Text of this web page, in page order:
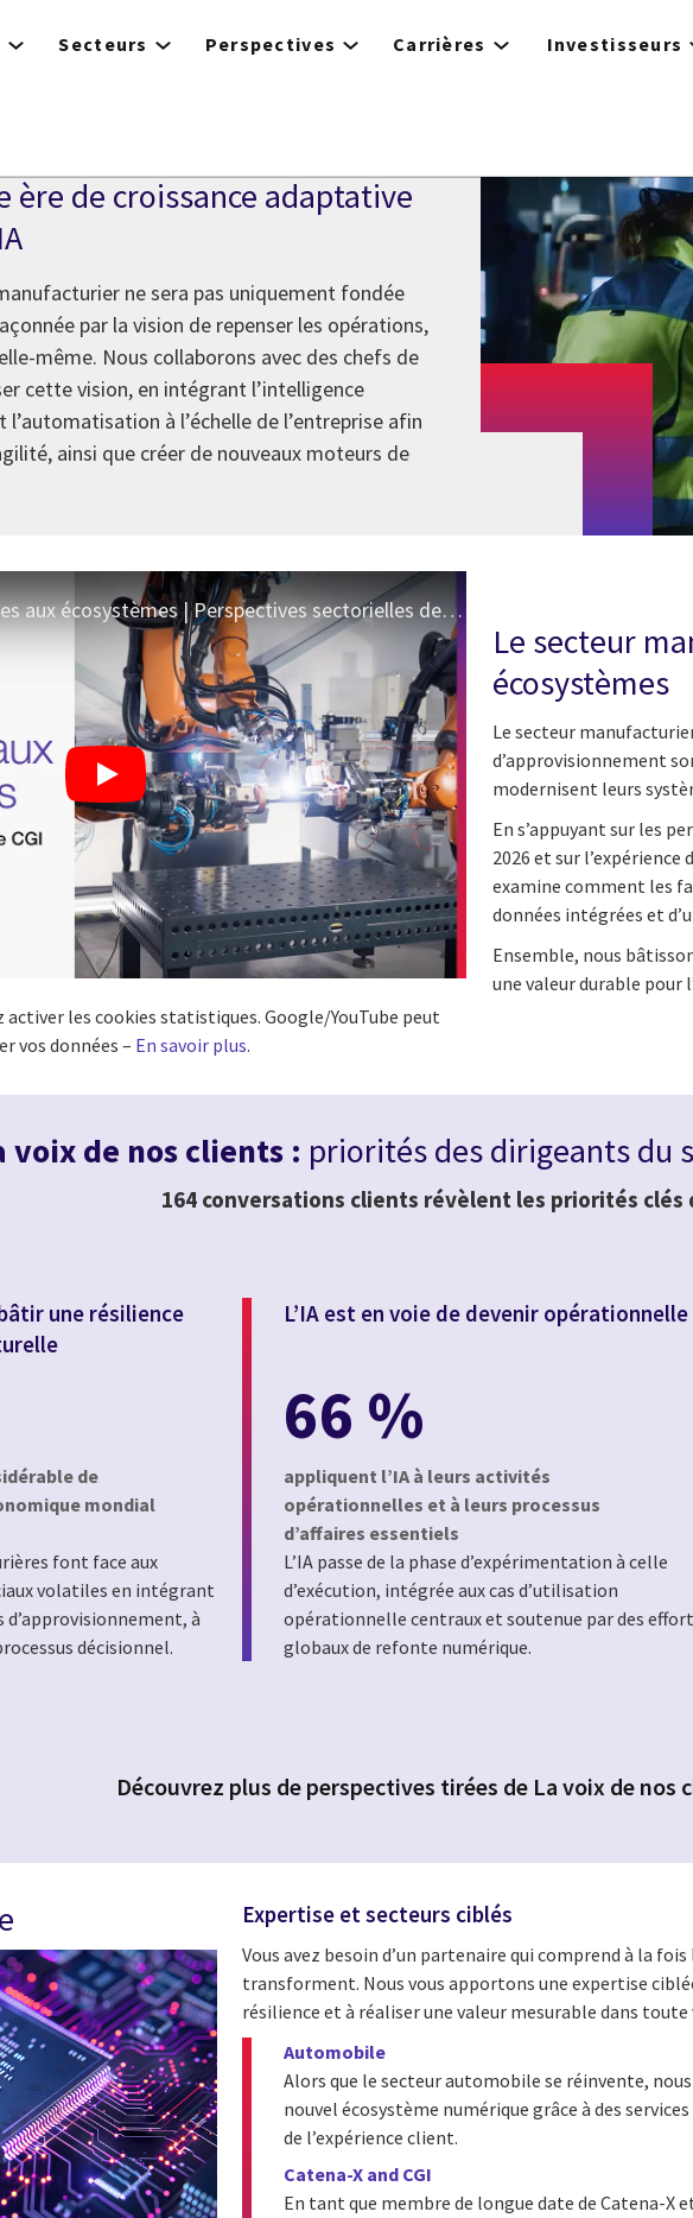
Secteurs Perspectives Carrières Investisseurs
ère de croissance adaptative
ne sera pas uniquement fondée
par la vision de repenser les opérations,
même. Nous collaborons avec des chefs de
cette vision, en intégrant l’intelligence
à l’échelle de l’entreprise afin
ainsi que créer de nouveaux moteurs de
Fabrication : des usines aux écosystèmes | Perspectives sectorielles de CGI
les cookies statistiques. Google/YouTube peut
vos données – En savoir plus.
Le secteur
écosystèmes
Le secteur
d’approvisionnement
modernisent leurs
En s’appuyant sur les
2026 et sur
examine comment les
données intégrées et
Ensemble, nous
une valeur durable pour
voix de nos clients : priorités des dirigeants du
164 conversations clients révèlent les priorités clés
une résilience
de
mondial
font face aux
volatiles en intégrant
d’approvisionnement, à
décisionnel.
L’IA est en voie de devenir opérationnelle
66 %
appliquent l’IA à leurs activités
opérationnelles et à leurs processus
d’affaires essentiels
L’IA passe de la phase d’expérimentation à celle
d’exécution, intégrée aux cas d’utilisation
opérationnelle centraux et soutenue par des
globaux de refonte numérique.
Découvrez plus de perspectives tirées de La voix de nos
Expertise et secteurs ciblés
Vous avez besoin d’un partenaire qui comprend à la
transforment. Nous vous apportons une expertise
résilience et à réaliser une valeur mesurable dans
Automobile
Alors que le secteur automobile se réinvente,
nouvel écosystème numérique grâce à des
de l’expérience client.
Catena-X and CGI
En tant que membre de longue date de Catena-